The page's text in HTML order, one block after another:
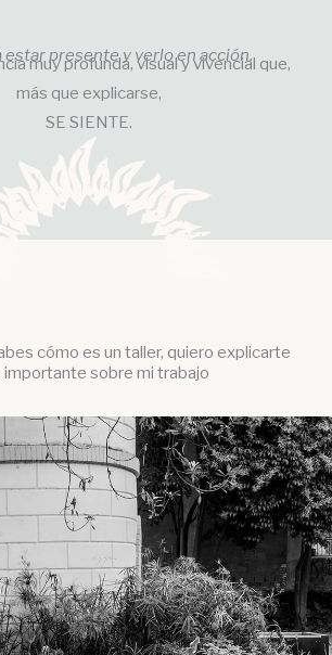
estar presente y verlo en acción.
muy profunda, visual y vivencial que,
más que explicarse,
SE SIENTE.
cómo es un taller, quiero explicarte
importante sobre mi trabajo